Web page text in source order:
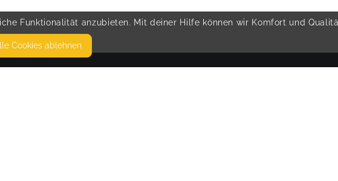
Funktionalität anzubieten. Mit deiner Hilfe können wir Komfort und
Cookies ablehnen